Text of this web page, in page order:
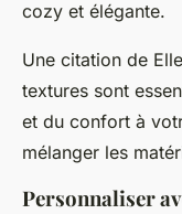
cozy et élégante.
Une citation de
textures sont
et du confort à
mélanger les
Personnaliser